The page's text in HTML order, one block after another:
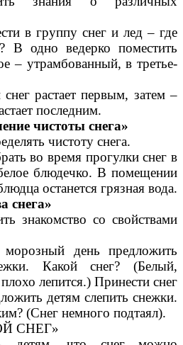
в группу снег и лед – где
В одно ведерко поместить
– утрамбованный, в третье-
растает первым, затем –
последним.
чистоты снега»
чистоту снега.
во время прогулки снег в
блюдечко. В помещении
останется грязная вода.
снега»
знакомство со свойствами
день предложить
Какой снег? (Белый,
лепится.) Принести снег
детям слепить снежки.
(Снег немного подтаял).
СНЕГ»